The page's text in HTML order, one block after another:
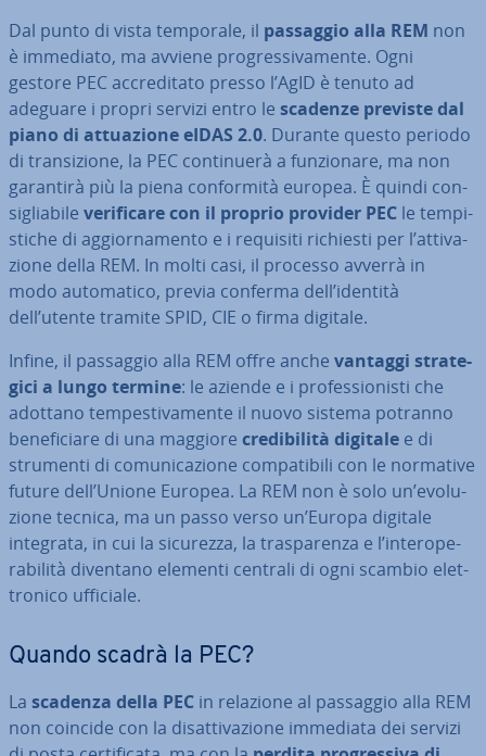
Dal punto di vista temporale, il passaggio alla REM non
è immediato, ma avviene pro­gres­si­va­men­te. Ogni
gestore PEC ac­cre­di­ta­to presso l’AgID è tenuto ad
adeguare i propri servizi entro le scadenze previste dal
piano di at­tua­zio­ne eIDAS 2.0. Durante questo periodo
di tran­si­zio­ne, la PEC con­ti­nue­rà a fun­zio­na­re, ma non
garantirà più la piena con­for­mi­tà europea. È quindi con­
si­glia­bi­le ve­ri­fi­ca­re con il proprio provider PEC le tem­pi­
sti­che di ag­gior­na­men­to e i requisiti richiesti per l’at­ti­va­
zio­ne della REM. In molti casi, il processo avverrà in
modo au­to­ma­ti­co, previa conferma dell’identità
dell’utente tramite SPID, CIE o firma digitale.
Infine, il passaggio alla REM offre anche vantaggi stra­te­
gi­ci a lungo termine: le aziende e i pro­fes­sio­ni­sti che
adottano tem­pe­sti­va­men­te il nuovo sistema potranno
be­ne­fi­cia­re di una maggiore cre­di­bi­li­tà digitale e di
strumenti di co­mu­ni­ca­zio­ne com­pa­ti­bi­li con le normative
future dell’Unione Europea. La REM non è solo un’evo­lu­
zio­ne tecnica, ma un passo verso un’Europa digitale
integrata, in cui la sicurezza, la tra­spa­ren­za e l’in­te­ro­pe­
ra­bi­li­tà diventano elementi centrali di ogni scambio elet­
tro­ni­co ufficiale.
Quando scadrà la PEC?
La scadenza della PEC in relazione al passaggio alla REM
non coincide con la di­sat­ti­va­zio­ne immediata dei servizi